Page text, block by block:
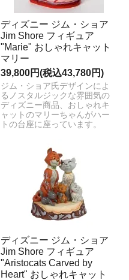
ディズニー ジム・ショア
Jim Shore フィギュア
"Marie" おしゃれキャット
マリー
39,800円(税込43,780円)
ジム・ショア氏デザインによ
るノスタルジックな雰囲気の
ディズニー商品、おしゃれキ
ャットのマリーちゃんがハー
トの台座に座っています。
ディズニー ジム・ショア
Jim Shore フィギュア
"Aristocats Carved by
Heart" おしゃれキャット